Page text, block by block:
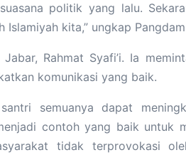
politik yang lalu.
kita,” ungkap
Rahmat Syafi’i. Ia
komunikasi yang baik.
semuanya dapat
contoh yang baik untuk
tidak terprovokasi